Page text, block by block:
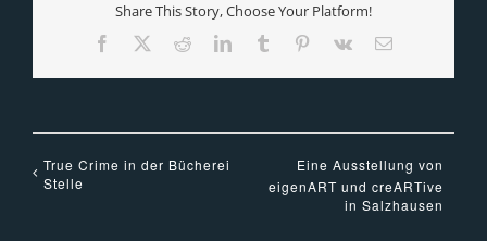
Share This Story, Choose Your Platform!
Facebook RedditLinkedIn
TumblrPinterest
Vk
True Crime in der Bücherei
Stelle
Eine Ausstellung von
eigenART und creARTive
in Salzhausen